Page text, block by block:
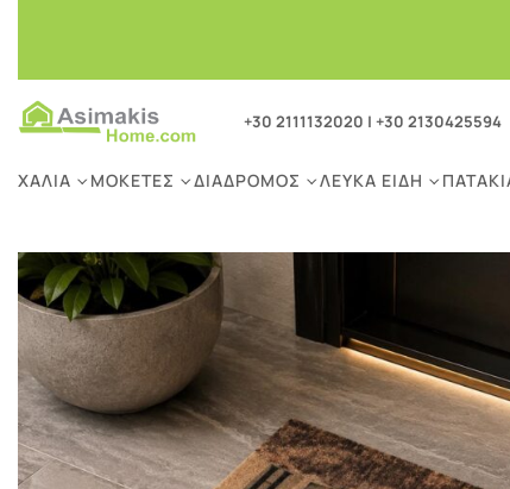
+30 2111132020 | +30 2130425594
ΧΑΛΙΆ ΜΟΚΈΤΕΣ ΔΙΆΔΡΟΜΟΣ ΛΕΥΚΆ ΕΊΔΗ